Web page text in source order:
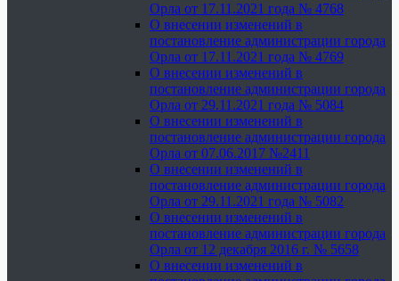
Орла от 17.11.2021 года № 4768
О внесении изменений в
постановление администрации города
Орла от 17.11.2021 года № 4769
О внесении изменений в
постановление администрации города
Орла от 29.11.2021 года № 5084
О внесении изменений в
постановление администрации города
Орла от 07.06.2017 №2411
О внесении изменений в
постановление администрации города
Орла от 29.11.2021 года № 5082
О внесении изменений в
постановление администрации города
Орла от 12 декабря 2016 г. № 5658
О внесении изменений в